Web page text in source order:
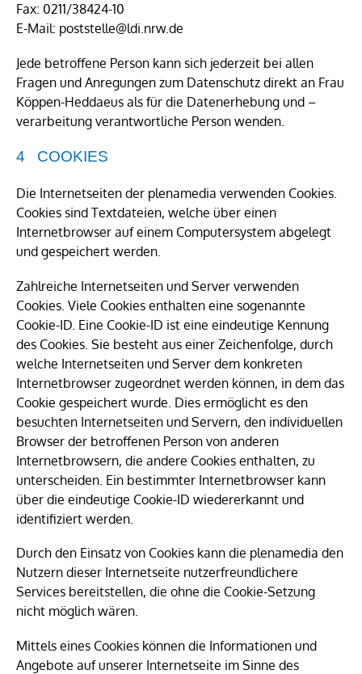
Fax: 0211/38424-10
E-Mail: poststelle@ldi.nrw.de
Jede betroffene Person kann sich jederzeit bei allen
Fragen und Anregungen zum Datenschutz direkt an Frau
Köppen-Heddaeus als für die Datenerhebung und –
verarbeitung verantwortliche Person wenden.
COOKIES
Die Internetseiten der plenamedia verwenden Cookies.
Cookies sind Textdateien, welche über einen
Internetbrowser auf einem Computersystem abgelegt
und gespeichert werden.
Zahlreiche Internetseiten und Server verwenden
Cookies. Viele Cookies enthalten eine sogenannte
Cookie-ID. Eine Cookie-ID ist eine eindeutige Kennung
des Cookies. Sie besteht aus einer Zeichenfolge, durch
welche Internetseiten und Server dem konkreten
Internetbrowser zugeordnet werden können, in dem das
Cookie gespeichert wurde. Dies ermöglicht es den
besuchten Internetseiten und Servern, den individuellen
Browser der betroffenen Person von anderen
Internetbrowsern, die andere Cookies enthalten, zu
unterscheiden. Ein bestimmter Internetbrowser kann
über die eindeutige Cookie-ID wiedererkannt und
identifiziert werden.
Durch den Einsatz von Cookies kann die plenamedia den
Nutzern dieser Internetseite nutzerfreundlichere
Services bereitstellen, die ohne die Cookie-Setzung
nicht möglich wären.
Mittels eines Cookies können die Informationen und
Angebote auf unserer Internetseite im Sinne des